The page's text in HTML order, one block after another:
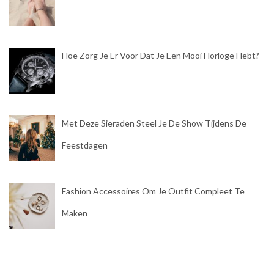
Hoe Zorg Je Er Voor Dat Je Een Mooi Horloge Hebt?
Met Deze Sieraden Steel Je De Show Tijdens De
Feestdagen
Fashion Accessoires Om Je Outfit Compleet Te
Maken